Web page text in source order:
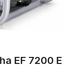
EF 7200 E